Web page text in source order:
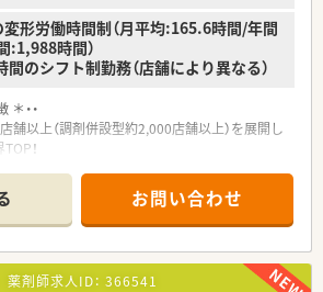
形労働時間制（月平均:165.6時間/年間
:1,988時間）
のシフト制勤務（店舗により異なる）
＊・・
舗以上（調剤併設型約2,000店舗以上）を展開し
！
与も可能！
スによりますが、経験の少ない方でも500万前
TOP水準！
わせ、豊富な社内研修や外部組織と連携した研
います
会社だからこそ活躍できるキャリアパスが多
お問い合わせ
薬剤師求人ID： 366541